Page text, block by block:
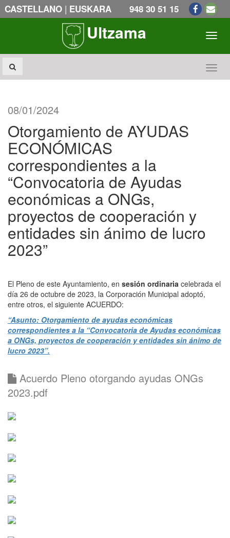
CASTELLANO | EUSKARA 948 30 51 15
Ultzama
08/01/2024
Otorgamiento de AYUDAS
ECONÓMICAS
correspondientes a la
“Convocatoria de Ayudas
económicas a ONGs,
proyectos de cooperación y
entidades sin ánimo de lucro
2023”
El Pleno de este Ayuntamiento, en sesión ordinaria celebrada el
día 26 de octubre de 2023, la Corporación Municipal adoptó,
entre otros, el siguiente ACUERDO:
“Asunto: Otorgamiento de ayudas económicas
correspondientes a la “Convocatoria de Ayudas económicas
a ONGs, proyectos de cooperación y entidades sin ánimo de
lucro 2023”.
Acuerdo Pleno otorgando ayudas ONGs
2023.pdf